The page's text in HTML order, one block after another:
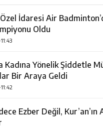
İdaresi Air
Oldu
Kadına Yönelik Şiddetle
Bir Araya Geldi
Ezber Değil, Kur’an’ın